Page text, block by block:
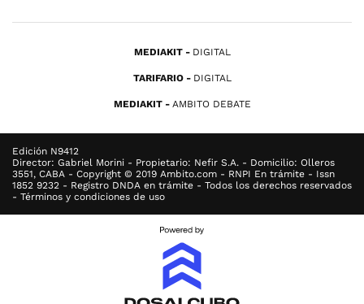
MEDIAKIT DIGITAL
TARIFARIO DIGITAL
MEDIAKIT AMBITO DEBATE
Edición N9412
Director: Gabriel Morini - Propietario: Nefir S.A. - Domicilio: Olleros
3551, CABA - Copyright © 2019 Ambito.com - RNPI En trámite - Issn
1852 9232 - Registro DNDA en trámite - Todos los derechos reservados
- Términos y condiciones de uso